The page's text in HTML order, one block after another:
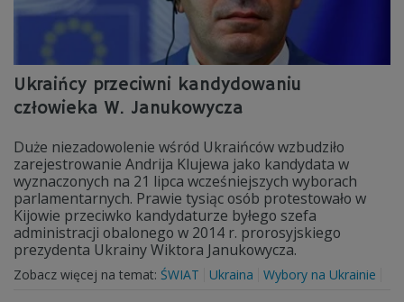
Ukraińcy przeciwni kandydowaniu
człowieka W. Janukowycza
Duże niezadowolenie wśród Ukraińców wzbudziło
zarejestrowanie Andrija Klujewa jako kandydata w
wyznaczonych na 21 lipca wcześniejszych wyborach
parlamentarnych. Prawie tysiąc osób protestowało w
Kijowie przeciwko kandydaturze byłego szefa
administracji obalonego w 2014 r. prorosyjskiego
prezydenta Ukrainy Wiktora Janukowycza.
Zobacz więcej na temat: ŚWIAT Ukraina Wybory na Ukrainie